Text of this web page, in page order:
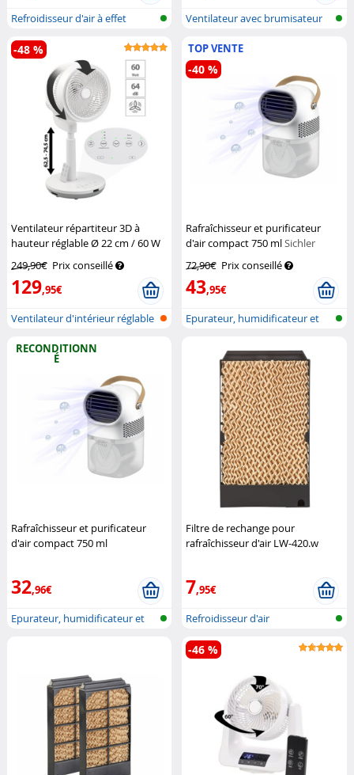
Refroidisseur d'air à effet
Peltier...
Ventilateur avec brumisateur
Ventilateur répartiteur 3D à
hauteur réglable Ø 22 cm / 60 W
Sichler Haushaltsgeräte
249,90€ Prix conseillé
129,95€
-48 %
Ventilateur d'intérieur réglable
TOP VENTE
Rafraîchisseur et purificateur
d'air compact 750 mlSichler
72,90€ Prix conseillé
43,95€
-40 %
Epurateur, humidificateur et
RECONDITIONN
É
Rafraîchisseur et purificateur
d'air compact 750 ml
32,96€
Epurateur, humidificateur et
Filtre de rechange pour
rafraîchisseur d'air LW-420.w
7,95€
Refroidisseur d'air
-46 %